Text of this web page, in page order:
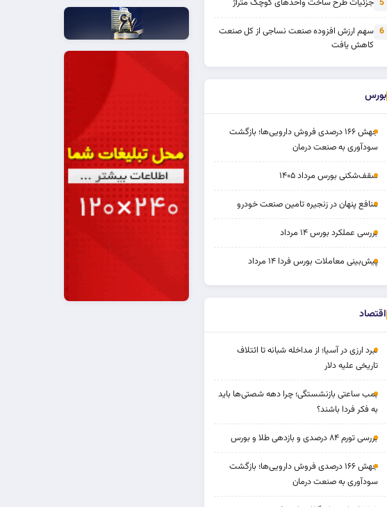
5
6 سهم ارزش افزوده صنعت نساجی از کل صنعت
کاهش یافت
بورس
جهش ۱۶۶ درصدی فروش دارویی‌ها؛ بازگشت
سودآوری به صنعت درمان
سقف‌شکنی بورس مرداد ۱۴۰۵
منافع پنهان در زنجیره تامین صنعت خودرو
بررسی عملکرد بورس ۱۴ مرداد
پیش‌بینی معاملات بورس فردا ۱۴ مرداد
اقتصاد
نبرد ارزی در آسیا؛ از مداخله‌ شبانه تا ائتلاف
تاریخی علیه دلار
بمب ساعتی بازنشستگی؛ چرا دهه شصتی‌ها باید
به فکر فردا باشند؟
بررسی تورم ۸۴ درصدی و بازدهی طلا و بورس
جهش ۱۶۶ درصدی فروش دارویی‌ها؛ بازگشت
سودآوری به صنعت درمان